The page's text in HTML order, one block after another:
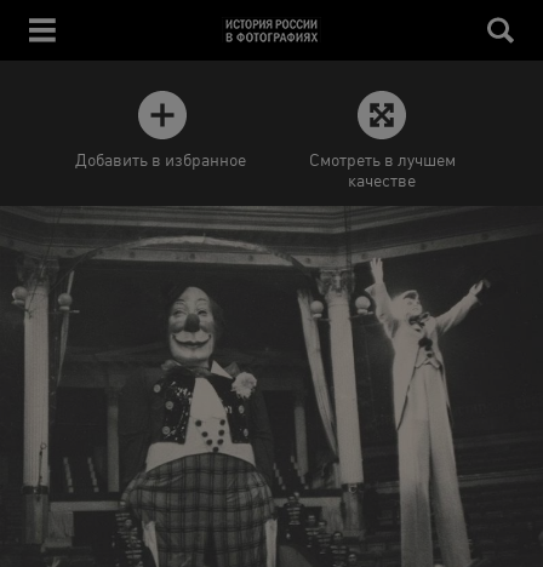
Добавить в избранное
Смотреть в лучшем
качестве